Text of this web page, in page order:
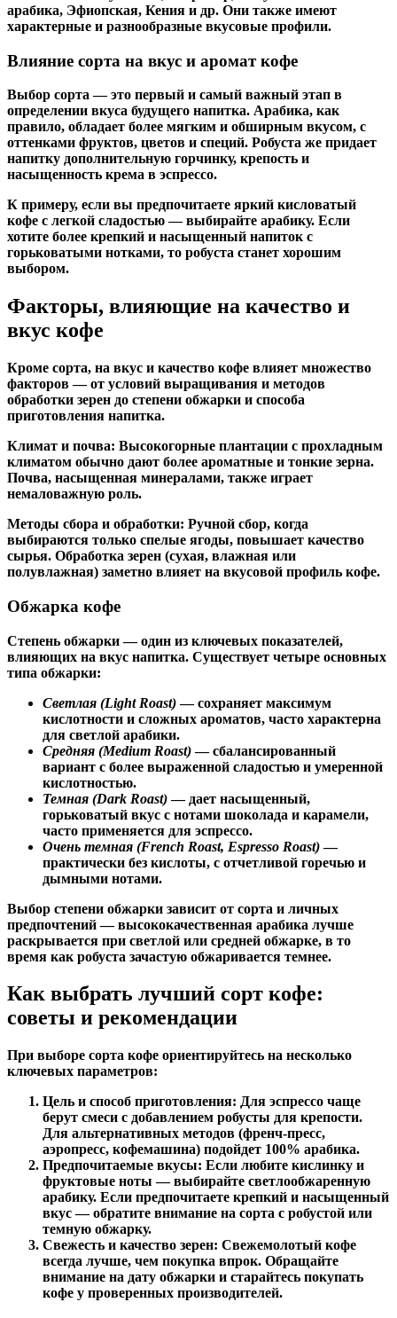
арабика, Эфиопская, Кения и др. Они также имеют
характерные и разнообразные вкусовые профили.
Влияние сорта на вкус и аромат кофе
Выбор сорта — это первый и самый важный этап в
определении вкуса будущего напитка. Арабика, как
правило, обладает более мягким и обширным вкусом, с
оттенками фруктов, цветов и специй. Робуста же придает
напитку дополнительную горчинку, крепость и
насыщенность крема в эспрессо.
К примеру, если вы предпочитаете яркий кисловатый
кофе с легкой сладостью — выбирайте арабику. Если
хотите более крепкий и насыщенный напиток с
горьковатыми нотками, то робуста станет хорошим
выбором.
Факторы, влияющие на качество и
вкус кофе
Кроме сорта, на вкус и качество кофе влияет множество
факторов — от условий выращивания и методов
обработки зерен до степени обжарки и способа
приготовления напитка.
Климат и почва: Высокогорные плантации с прохладным
климатом обычно дают более ароматные и тонкие зерна.
Почва, насыщенная минералами, также играет
немаловажную роль.
Методы сбора и обработки: Ручной сбор, когда
выбираются только спелые ягоды, повышает качество
сырья. Обработка зерен (сухая, влажная или
полувлажная) заметно влияет на вкусовой профиль кофе.
Обжарка кофе
Степень обжарки — один из ключевых показателей,
влияющих на вкус напитка. Существует четыре основных
типа обжарки:
Светлая (Light Roast)— сохраняет максимум
кислотности и сложных ароматов, часто характерна
для светлой арабики.
Средняя (Medium Roast)— сбалансированный
вариант с более выраженной сладостью и умеренной
кислотностью.
Темная (Dark Roast)— дает насыщенный,
горьковатый вкус с нотами шоколада и карамели,
часто применяется для эспрессо.
Очень темная (French Roast, Espresso Roast)—
практически без кислоты, с отчетливой горечью и
дымными нотами.
Выбор степени обжарки зависит от сорта и личных
предпочтений — высококачественная арабика лучше
раскрывается при светлой или средней обжарке, в то
время как робуста зачастую обжаривается темнее.
Как выбрать лучший сорт кофе:
советы и рекомендации
При выборе сорта кофе ориентируйтесь на несколько
ключевых параметров:
Цель и способ приготовления: Для эспрессо чаще
берут смеси с добавлением робусты для крепости.
Для альтернативных методов (френч-пресс,
аэропресс, кофемашина) подойдет 100% арабика.
Предпочитаемые вкусы: Если любите кислинку и
фруктовые ноты — выбирайте светлообжаренную
арабику. Если предпочитаете крепкий и насыщенный
вкус — обратите внимание на сорта с робустой или
темную обжарку.
Свежесть и качество зерен: Свежемолотый кофе
всегда лучше, чем покупка впрок. Обращайте
внимание на дату обжарки и старайтесь покупать
кофе у проверенных производителей.